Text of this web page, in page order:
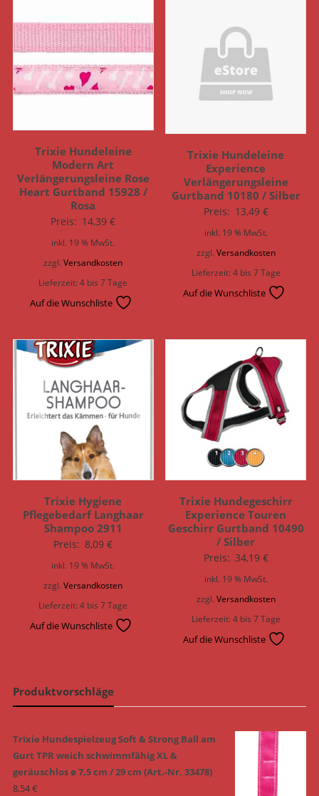
Trixie Hundeleine
Modern Art
Verlängerungsleine Rose
Heart Gurtband 15928 /
Rosa
Preis: 14,39€
inkl. 19 % MwSt.
zzgl.Versandkosten
Lieferzeit:4 bis 7 Tage
Auf die Wunschliste
Trixie Hundeleine
Experience
Verlängerungsleine
Gurtband 10180 / Silber
Preis: 13,49 €
inkl. 19 % MwSt.
zzgl. Versandkosten
Lieferzeit:4 bis 7 Tage
Auf die Wunschliste
Trixie Hygiene
Pflegebedarf Langhaar
Shampoo 2911
Preis: 8,09€
inkl. 19 % MwSt.
zzgl.Versandkosten
Lieferzeit:4 bis 7 Tage
Auf die Wunschliste
Trixie Hundegeschirr
Experience Touren
Geschirr Gurtband 10490
/ Silber
Preis: 34,19 €
inkl. 19 % MwSt.
zzgl. Versandkosten
Lieferzeit:4 bis 7 Tage
Auf die Wunschliste
Produktvorschläge
Trixie Hundespielzeug Soft & Strong Ball am
Gurt TPR weich schwimmfähig XL &
geräuschlos ø 7,5 cm / 29 cm (Art.-Nr. 33478)
8,54€